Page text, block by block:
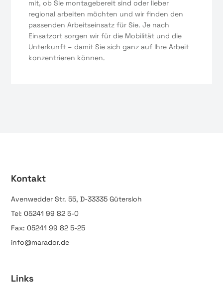
mit, ob Sie montagebereit sind oder lieber
regional arbeiten möchten und wir finden den
passenden Arbeitseinsatz für Sie. Je nach
Einsatzort sorgen wir für die Mobilität und die
Unterkunft – damit Sie sich ganz auf Ihre Arbeit
konzentrieren können.
Kontakt
Avenwedder Str. 55, D-33335 Gütersloh
Tel: 05241 99 82 5-0
Fax: 05241 99 82 5-25
info@marador.de
Links